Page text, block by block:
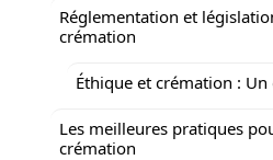
Réglementation et
crémation
Éthique et crémation :
Les meilleures pratiques
crémation